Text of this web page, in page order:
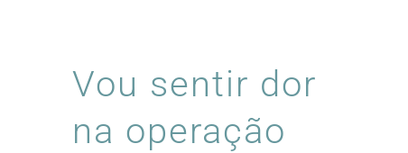
Vou sentir dor
na operação